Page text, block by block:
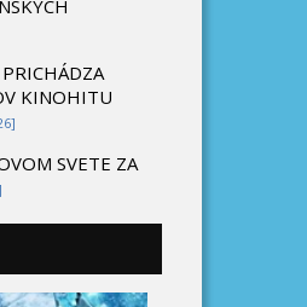
KINOHITU
SVETE ZA